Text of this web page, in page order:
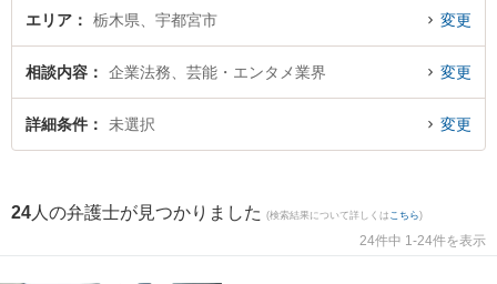
す。特に弁護士法人みずき 宇都宮事務所の金子 周平弁護士やベリーベスト法律
目されています。『宇都宮市で土日や夜間に発生した芸能・エンタメ業界のト
ラブルを今すぐに弁護士に相談したい』『芸能・エンタメ業界のトラブル解決
の実績豊富な近くの弁護士を検索したい』『初回相談無料で芸能・エンタメ業
エリア 栃木県、宇都宮市 変更
相談内容 企業法務、芸能・エンタメ業界 変更
詳細条件 未選択 変更
24 人の弁護士が見つかりました (検索結果について詳しくは こちら)
24件中 1-24件を表示